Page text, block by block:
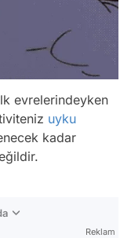
evrelerindeyken
uyku
kadar
Reklam